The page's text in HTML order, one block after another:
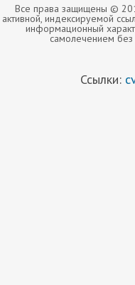
Все права защищены ©
активной, индексируемой
информационный
самолечением без
Ссылки: